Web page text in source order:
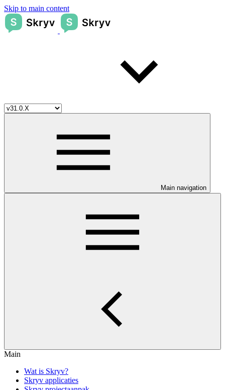
Skip to main content
Main navigation
Main
Wat is Skryv?
Skryv applicaties